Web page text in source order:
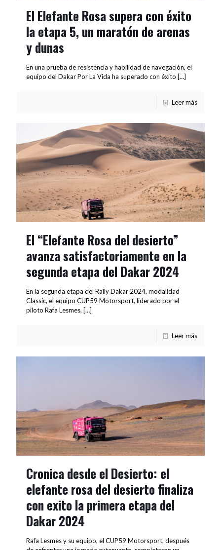
El Elefante Rosa supera con éxito
la etapa 5, un maratón de arenas
y dunas
En una prueba de resistencia y habilidad de navegación, el
equipo del Dakar Por La Vida ha superado con éxito […]
Leer más
El “Elefante Rosa del desierto”
avanza satisfactoriamente en la
segunda etapa del Dakar 2024
En la segunda etapa del Rally Dakar 2024, modalidad
Classic, el equipo CUP59 Motorsport, liderado por el
piloto Rafa Lesmes, […]
Leer más
Cronica desde el Desierto: el
elefante rosa del desierto finaliza
con exito la primera etapa del
Dakar 2024
Rafa Lesmes y su equipo, el CUP59 Motorsport, después